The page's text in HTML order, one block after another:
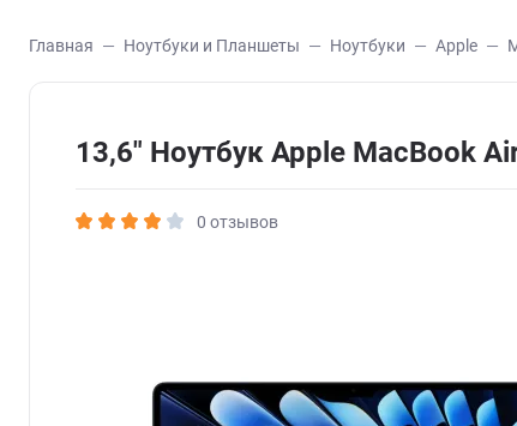
Главная Ноутбуки и Планшеты Ноутбуки Apple
13,6" Ноутбук Apple MacBook
0 отзывов